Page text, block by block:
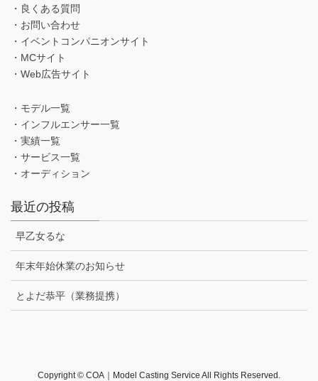
・良くある質問
・お問い合わせ
・イベントコンパニオンサイト
・MCサイト
・Web広告サイト
・モデル一覧
・インフルエンサー一覧
・実績一覧
・サービス一覧
・オーディション
最近の投稿
早乙女るな
年末年始休業のお知らせ
とよだ恭平（業務提携）
Copyright © COA｜Model Casting Service All Rights Reserved.